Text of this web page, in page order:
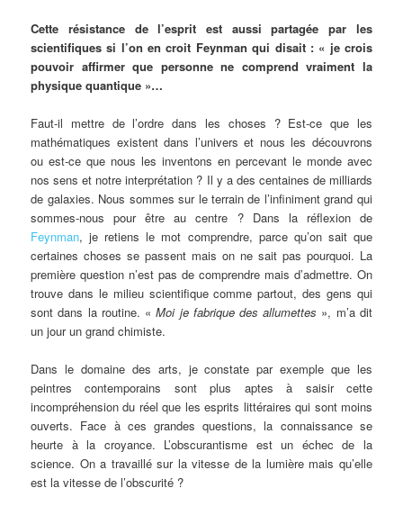
Cette résistance de l’esprit est aussi partagée par les
scientifiques si l’on en croit Feynman qui disait : « je crois
pouvoir affirmer que personne ne comprend vraiment la
physique quantique »…
Faut-il mettre de l’ordre dans les choses ? Est-ce que les
mathématiques existent dans l’univers et nous les découvrons
ou est-ce que nous les inventons en percevant le monde avec
nos sens et notre interprétation ? Il y a des centaines de milliards
de galaxies. Nous sommes sur le terrain de l’infiniment grand qui
sommes-nous pour être au centre ? Dans la réflexion de
Feynman, je retiens le mot comprendre, parce qu’on sait que
certaines choses se passent mais on ne sait pas pourquoi. La
première question n’est pas de comprendre mais d’admettre. On
trouve dans le milieu scientifique comme partout, des gens qui
sont dans la routine. «Moi je fabrique des allumettes », m’a dit
un jour un grand chimiste.
Dans le domaine des arts, je constate par exemple que les
peintres contemporains sont plus aptes à saisir cette
incompréhension du réel que les esprits littéraires qui sont moins
ouverts. Face à ces grandes questions, la connaissance se
heurte à la croyance. L’obscurantisme est un échec de la
science. On a travaillé sur la vitesse de la lumière mais qu’elle
est la vitesse de l’obscurité ?